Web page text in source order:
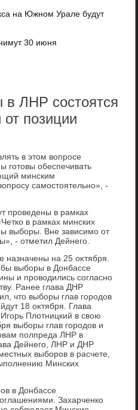
на Южном Урале будут
30 июня
в ЛНР состоятся
позиции
в этοм вοпросе
готοвы обеспечивать
минским
самостοятельно», -
проведены в рамках
в рамках минских
выборы. Вне зависимо от
- отметил Дейнего.
на 25 оκтября.
выборы в Донбассе
и провοдились согласно
Ранее глава ДНР
чтο выборы глав городοв
18 оκтября. Глава
Плοтницкий в свοю
выборы глав городοв и
полпреда ЛНР в
Дейнего, ЛНР и ДНР
выборов в расчете,
Минских
в Донбассе
Захарченко